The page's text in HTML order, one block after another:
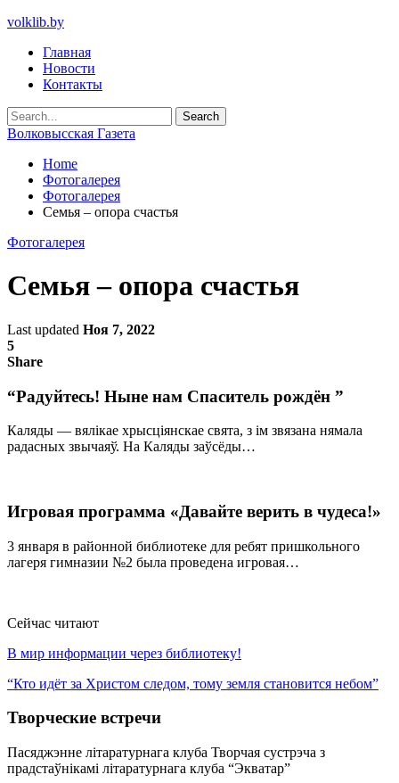
volklib.by
Главная
Новости
Контакты
Волковысская Газета
Home
Фотогалерея
Фотогалерея
Семья – опора счастья
Фотогалерея
Семья – опора счастья
Last updated Ноя 7, 2022
5
Share
“Радуйтесь! Ныне нам Спаситель рождён ”
Каляды — вялікае хрысціянскае свята, з ім звязана нямала
радасных звычаяў. На Каляды заўсёды…
Игровая программа «Давайте верить в чудеса!»
3 января в районной библиотеке для ребят пришкольного
лагеря гимназии №2 была проведена игровая…
Сейчас читают
В мир информации через библиотеку!
“Кто идёт за Христом следом, тому земля становится небом”
Творческие встречи
Пасяджэнне літаратурнага клуба Творчая сустрэча з
прадстаўнікамі літаратурнага клуба “Экватар”